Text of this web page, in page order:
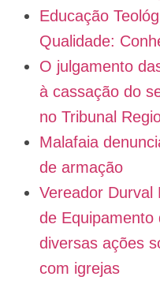
Educação
Qualidade:
O julgamento
à cassação do
no Tribunal
Malafaia
de armação
Vereador Durval
de Equipamento
diversas ações
com igrejas